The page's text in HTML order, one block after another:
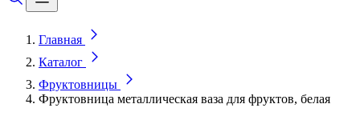
Главная
Каталог
Фруктовницы
Фруктовница металлическая ваза для фруктов, белая